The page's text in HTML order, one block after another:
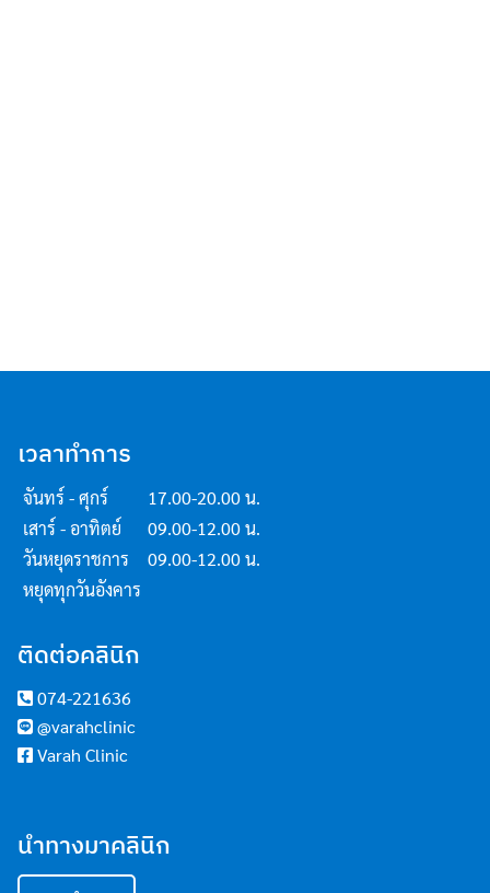
เวลาทำการ
จันทร์ - ศุกร์
17.00-20.00 น.
เสาร์ - อาทิตย์
09.00-12.00 น.
วันหยุดราชการ
09.00-12.00 น.
หยุดทุกวันอังคาร
ติดต่อคลินิก
074-221636
@varahclinic
Varah Clinic
นำทางมาคลินิก